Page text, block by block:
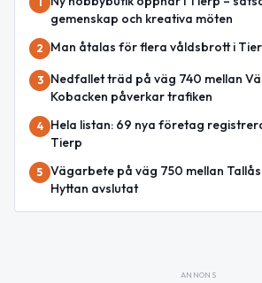
gemenskap och kreativa möten
2 Man åtalas för flera våldsbrott i
3
Nedfallet träd på väg 740 mellan
Kobacken påverkar trafiken
4
Hela listan: 69 nya företag
Tierp
5 Vägarbete på väg 750 mellan
Hyttan avslutat
ANNONS